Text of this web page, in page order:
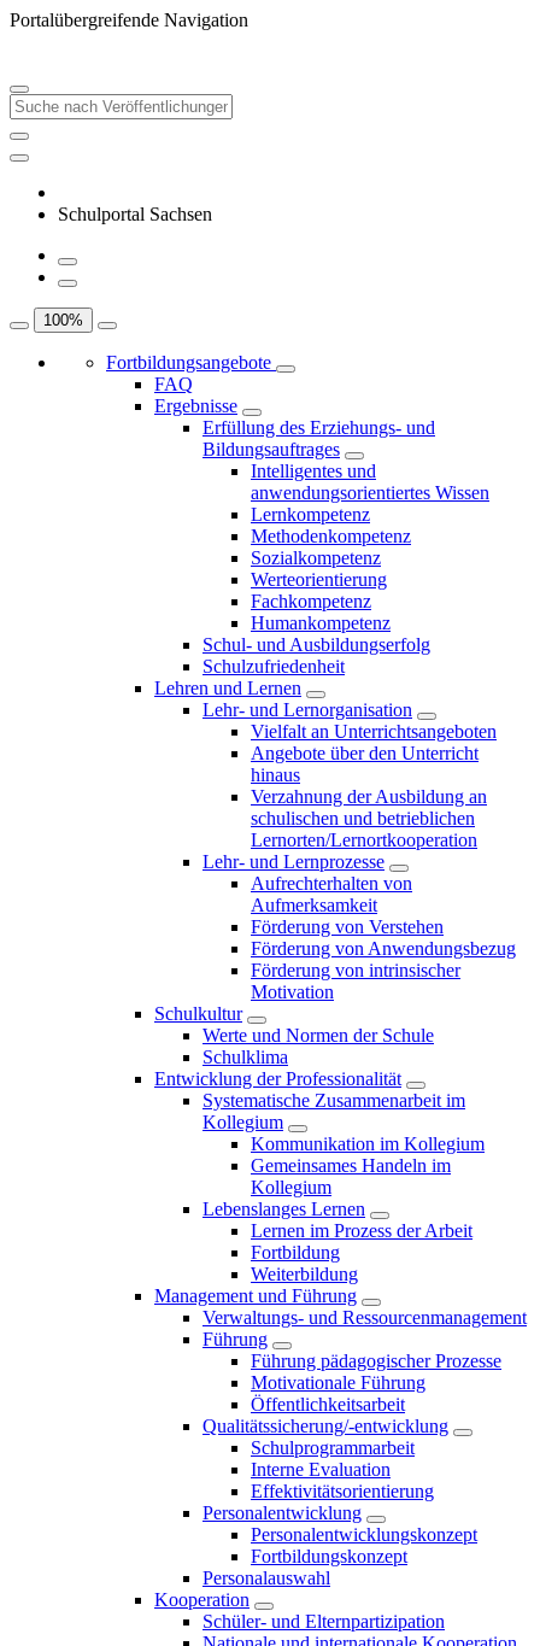
Portalübergreifende Navigation
Schulportal Sachsen
100%
Fortbildungsangebote
FAQ
Ergebnisse
Erfüllung des Erziehungs- und
Bildungsauftrages
Intelligentes und
anwendungsorientiertes Wissen
Lernkompetenz
Methodenkompetenz
Sozialkompetenz
Werteorientierung
Fachkompetenz
Humankompetenz
Schul- und Ausbildungserfolg
Schulzufriedenheit
Lehren und Lernen
Lehr- und Lernorganisation
Vielfalt an Unterrichtsangeboten
Angebote über den Unterricht
hinaus
Verzahnung der Ausbildung an
schulischen und betrieblichen
Lernorten/Lernortkooperation
Lehr- und Lernprozesse
Aufrechterhalten von
Aufmerksamkeit
Förderung von Verstehen
Förderung von Anwendungsbezug
Förderung von intrinsischer
Motivation
Schulkultur
Werte und Normen der Schule
Schulklima
Entwicklung der Professionalität
Systematische Zusammenarbeit im
Kollegium
Kommunikation im Kollegium
Gemeinsames Handeln im
Kollegium
Lebenslanges Lernen
Lernen im Prozess der Arbeit
Fortbildung
Weiterbildung
Management und Führung
Verwaltungs- und Ressourcenmanagement
Führung
Führung pädagogischer Prozesse
Motivationale Führung
Öffentlichkeitsarbeit
Qualitätssicherung/-entwicklung
Schulprogrammarbeit
Interne Evaluation
Effektivitätsorientierung
Personalentwicklung
Personalentwicklungskonzept
Fortbildungskonzept
Personalauswahl
Kooperation
Schüler- und Elternpartizipation